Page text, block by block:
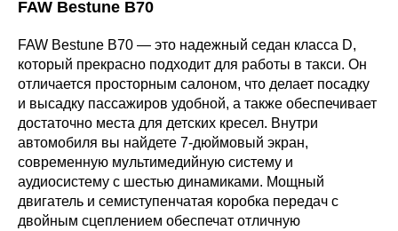
FAW Bestune B70
FAW Bestune B70 — это надежный седан класса D,
который прекрасно подходит для работы в такси. Он
отличается просторным салоном, что делает посадку
и высадку пассажиров удобной, а также обеспечивает
достаточно места для детских кресел. Внутри
автомобиля вы найдете 7-дюймовый экран,
современную мультимедийную систему и
аудиосистему с шестью динамиками. Мощный
двигатель и семиступенчатая коробка передач с
двойным сцеплением обеспечат отличную